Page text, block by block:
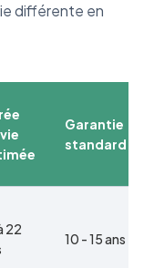
différente en
Garantie
standard
22
10 - 15 ans